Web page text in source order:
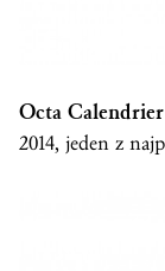
Octa
2014, jeden z